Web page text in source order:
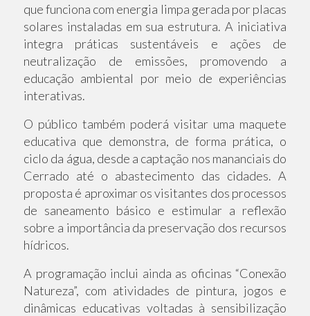
que funciona com energia limpa gerada por placas
solares instaladas em sua estrutura. A iniciativa
integra práticas sustentáveis e ações de
neutralização de emissões, promovendo a
educação ambiental por meio de experiências
interativas.
O público também poderá visitar uma maquete
educativa que demonstra, de forma prática, o
ciclo da água, desde a captação nos mananciais do
Cerrado até o abastecimento das cidades. A
proposta é aproximar os visitantes dos processos
de saneamento básico e estimular a reflexão
sobre a importância da preservação dos recursos
hídricos.
A programação inclui ainda as oficinas “Conexão
Natureza”, com atividades de pintura, jogos e
dinâmicas educativas voltadas à sensibilização